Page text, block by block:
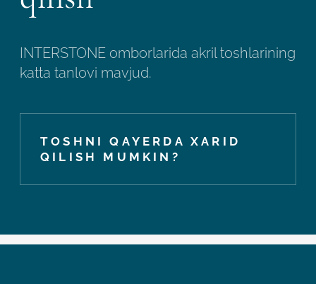
INTERSTONE omborlarida akril toshlarining
katta tanlovi mavjud.
TOSHNI QAYERDA XARID
QILISH MUMKIN?